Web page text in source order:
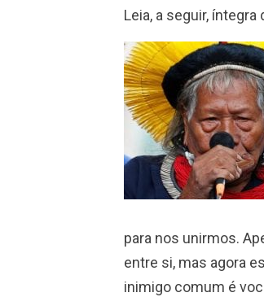
Leia, a seguir, íntegra
para nos unirmos.
entre si, mas agora
inimigo comum é